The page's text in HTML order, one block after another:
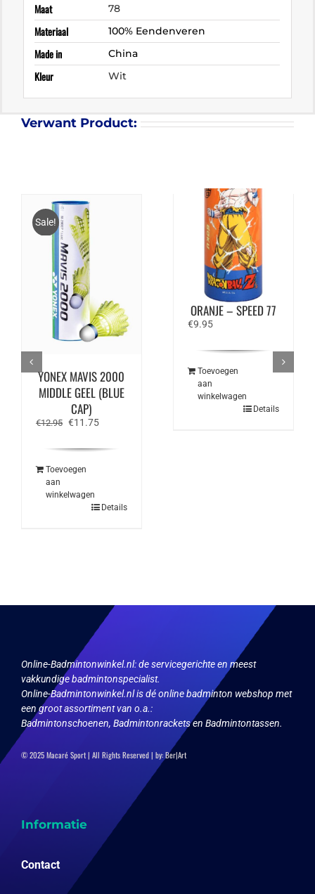
Maat 78
Materiaal 100% Eendenveren
Made in China
Kleur Wit
Verwant Product:
Sale!
YONEX MAVIS 2000
MIDDLE GEEL (BLUE
CAP)
€12.95 Oorspronkelijke
€11.75Huidige
Toevoegen
aan
winkelwagen
Details
VICTOR X DRAGON
BALL Z NCS DBZ –
ORANJE – SPEED 77
€9.95
Toevoegen
aan
winkelwagen
Details
Online-Badmintonwinkel.nl:de servicegerichte en meest
vakkundige badmintonspecialist.
Online-Badmintonwinkel.nl is dé online badminton webshop met
een groot assortiment van o.a.:
Badmintonschoenen, Badmintonrackets en Badmintontassen.
© 2025 Macaré Sport | All Rights Reserved | by:Ber|Art
Informatie
Contact